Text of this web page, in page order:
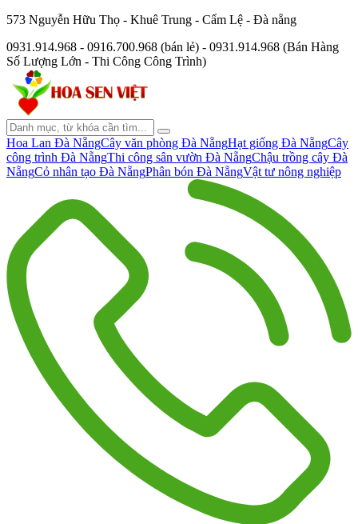
573 Nguyễn Hữu Thọ - Khuê Trung - Cẩm Lệ - Đà nẵng
0931.914.968 - 0916.700.968 (bán lẻ) - 0931.914.968 (Bán Hàng
Số Lượng Lớn - Thi Công Công Trình)
Hoa Lan Đà NẵngCây văn phòng Đà NẵngHạt giống Đà NẵngCây
công trình Đà NẵngThi công sân vườn Đà NẵngChậu trồng cây Đà
NẵngCỏ nhân tạo Đà NẵngPhân bón Đà NẵngVật tư nông nghiệp